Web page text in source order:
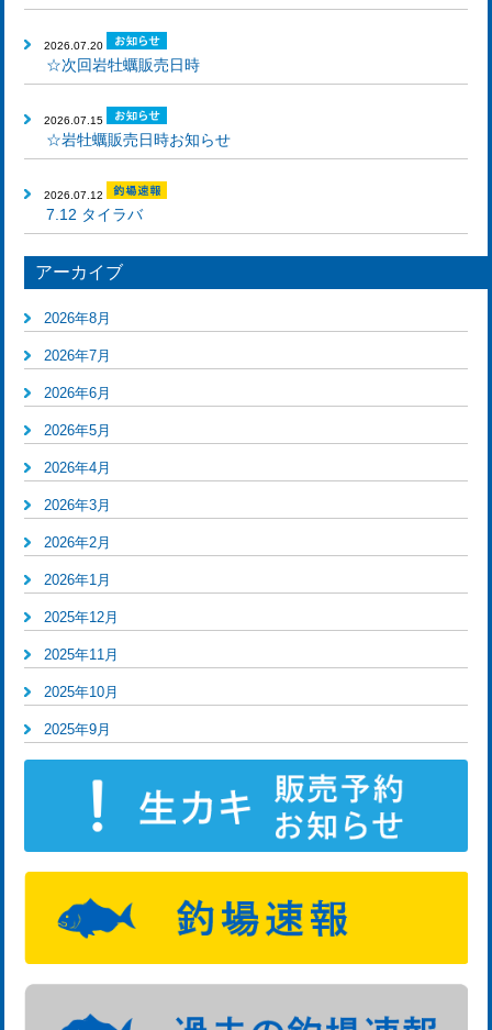
2026.07.20
☆次回岩牡蠣販売日時
2026.07.15
☆岩牡蠣販売日時お知らせ
2026.07.12
7.12 タイラバ
アーカイブ
2026年8月
2026年7月
2026年6月
2026年5月
2026年4月
2026年3月
2026年2月
2026年1月
2025年12月
2025年11月
2025年10月
2025年9月